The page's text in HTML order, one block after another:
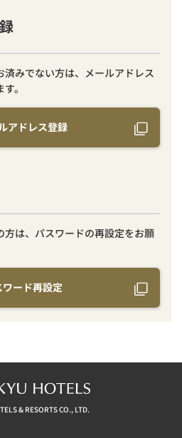
みでない方は、メールアドレス
。
アドレス登録
方は、パスワードの再設定をお願
ワード再設定
& RESORTS CO., LTD.